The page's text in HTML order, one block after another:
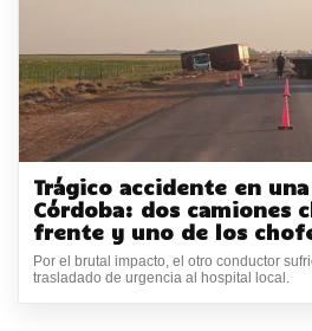
Trágico accidente en
Córdoba: dos camiones
frente y uno de los
Por el brutal impacto, el otro conductor
trasladado de urgencia al hospital local.